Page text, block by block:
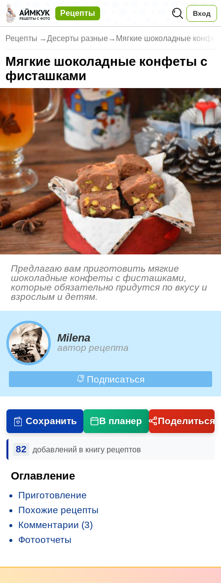
Рецепты Вход
Рецепты →Десерты разные → Мягкие шоколадные
Мягкие шоколадные конфеты с
фисташками
Предлагаю вам приготовить мягкие
шоколадные конфеты с фисташками,
которые обязательно придутся по вкусу и
взрослым и детям.
Milena
автор рецепта
Подписаться
Сохранить В планер Поделиться
82 добавлений в книгу рецептов
Оглавление
Приготовление
Похожие рецепты
Комментарии (3)
Фотоотчеты